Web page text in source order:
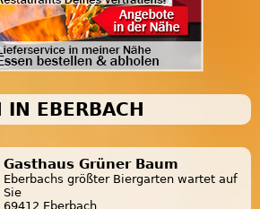
IN EBERBACH
Gasthaus Grüner Baum
Eberbachs größter Biergarten wartet auf
Sie
69412 Eberbach